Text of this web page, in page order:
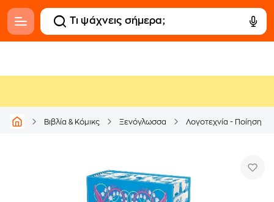
Βιβλία & Κόμικς Ξενόγλωσσα Λογοτεχνία - Ποίηση